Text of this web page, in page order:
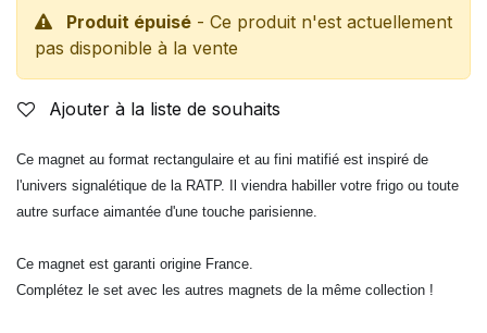
Produit épuisé - Ce produit n'est actuellement
pas disponible à la vente
Ajouter à la liste de souhaits
Ce magnet au format rectangulaire et au fini matifié est inspiré de
l'univers signalétique de la RATP. Il viendra habiller votre frigo ou toute
autre surface aimantée d'une touche parisienne.
Ce magnet est garanti origine France.
Complétez le set avec les autres magnets de la même collection !